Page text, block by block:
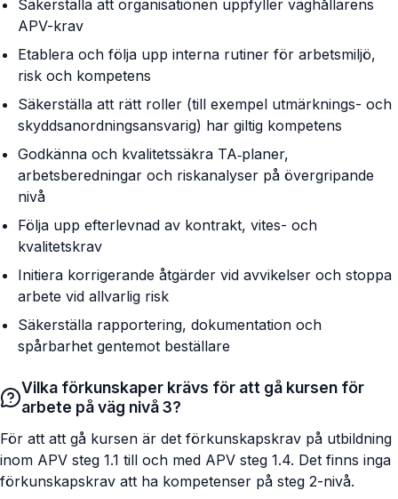
Säkerställa att organisationen uppfyller väghållarens
APV-krav
Etablera och följa upp interna rutiner för arbetsmiljö,
risk och kompetens
Säkerställa att rätt roller (till exempel utmärknings- och
skyddsanordningsansvarig) har giltig kompetens
Godkänna och kvalitetssäkra TA‑planer,
arbetsberedningar och riskanalyser på övergripande
nivå
Följa upp efterlevnad av kontrakt, vites- och
kvalitetskrav
Initiera korrigerande åtgärder vid avvikelser och stoppa
arbete vid allvarlig risk
Säkerställa rapportering, dokumentation och
spårbarhet gentemot beställare
Vilka förkunskaper krävs för att gå kursen för
arbete på väg nivå 3?
För att att gå kursen är det förkunskapskrav på utbildning
inom APV steg 1.1 till och med APV steg 1.4. Det finns inga
förkunskapskrav att ha kompetenser på steg 2-nivå.